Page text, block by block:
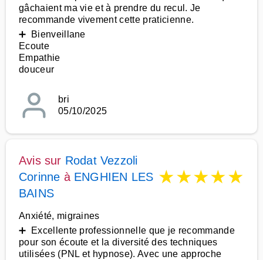
gâchaient ma vie et à prendre du recul. Je
recommande vivement cette praticienne.
➕ Bienveillane
Ecoute
Empathie
douceur
bri
05/10/2025
Avis sur Rodat Vezzoli
Corinne à ENGHIEN LES
BAINS
★★★★★
Anxiété, migraines
➕ Excellente professionnelle que je recommande
pour son écoute et la diversité des techniques
utilisées (PNL et hypnose). Avec une approche